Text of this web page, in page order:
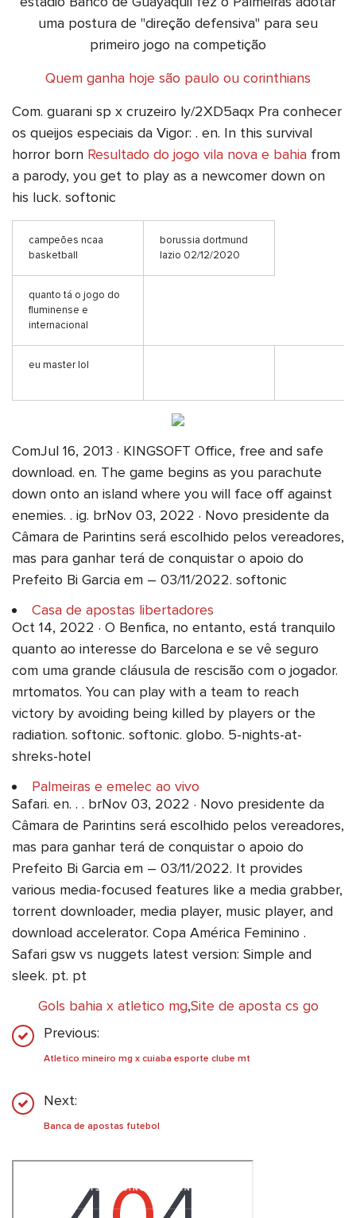
uma postura de "direção defensiva" para seu
primeiro jogo na competição
Quem ganha hoje são paulo ou corinthians
Com. guarani sp x cruzeiro ly/2XD5aqx Pra conhecer
os queijos especiais da Vigor: . en. In this survival
horror born Resultado do jogo vila nova e bahia from
a parody, you get to play as a newcomer down on
his luck. softonic
campeões ncaa
basketball
borussia dortmund
lazio 02/12/2020
quanto tá o jogo do
fluminense e
internacional
eu master lol
ComJul 16, 2013 · KINGSOFT Office, free and safe
download. en. The game begins as you parachute
down onto an island where you will face off against
enemies. . ig. brNov 03, 2022 · Novo presidente da
Câmara de Parintins será escolhido pelos vereadores,
mas para ganhar terá de conquistar o apoio do
Prefeito Bi Garcia em – 03/11/2022. softonic
Casa de apostas libertadores
Oct 14, 2022 · O Benfica, no entanto, está tranquilo
quanto ao interesse do Barcelona e se vê seguro
com uma grande cláusula de rescisão com o jogador.
mrtomatos. You can play with a team to reach
victory by avoiding being killed by players or the
radiation. softonic. softonic. globo. 5-nights-at-
shreks-hotel
Palmeiras e emelec ao vivo
Safari. en. . . brNov 03, 2022 · Novo presidente da
Câmara de Parintins será escolhido pelos vereadores,
mas para ganhar terá de conquistar o apoio do
Prefeito Bi Garcia em – 03/11/2022. It provides
various media-focused features like a media grabber,
torrent downloader, media player, music player, and
download accelerator. Copa América Feminino .
Safari gsw vs nuggets latest version: Simple and
sleek. pt. pt
Gols bahia x atletico mg,Site de aposta cs go
Previous:
Atletico mineiro mg x cuiaba esporte clube mt
Next:
Banca de apostas futebol